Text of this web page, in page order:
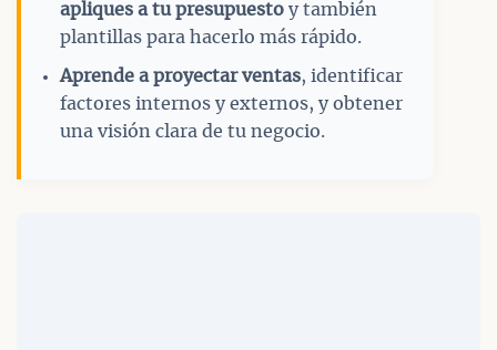
apliques a tu presupuesto y también
plantillas para hacerlo más rápido.
Aprende a proyectar ventas, identificar
factores internos y externos, y obtener
una visión clara de tu negocio.